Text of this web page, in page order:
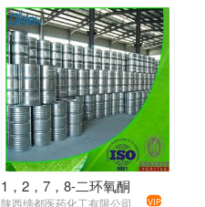
1，2，7，8-二环氧酮
陕西缔都医药化工有限公司 VIP